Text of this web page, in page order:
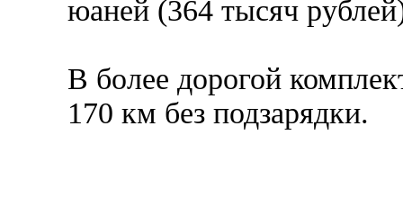
юаней (364 тысяч
В более дорогой
170 км без подзарядки.